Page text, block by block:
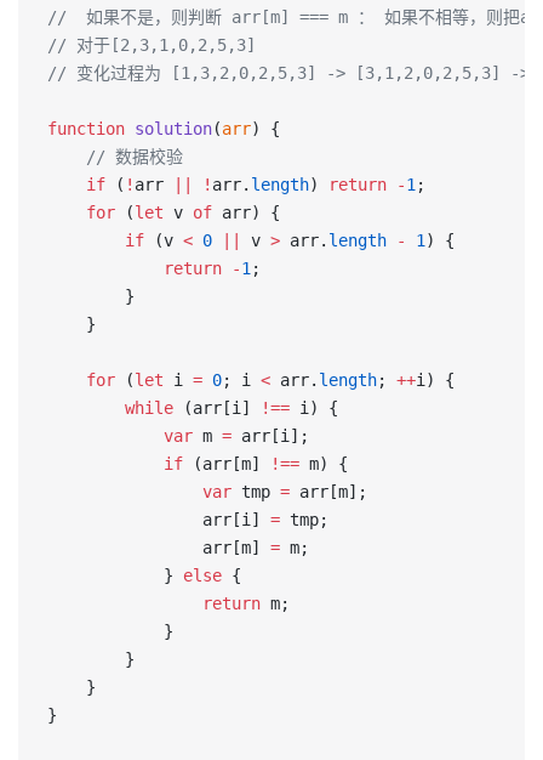
//  如果不是，则判断 arr[m] === m ： 如果不相等，则把
// 对于[2,3,1,0,2,5,3]
// 变化过程为 [1,3,2,0,2,5,3] -> [3,1,2,0,2,5,3] ->
function solution(arr) {
    // 数据校验
    if
( ! arr ! arr. length) return -1 ;
    for
(let v of arr) {
        if
(v < 0 v > arr. length - 1 ) {
            return
-1 ;
        }
    }
    for
(let i = 0; i < arr. length; ++i) {
        while
(arr[i] !== i) {
            var
m = arr[i];
            if
(arr[m] !== m) {
                var
tmp = arr[m];
                arr[i]
= tmp;
                arr[m]
= m;
            }
else {
                return
m;
            }
        }
    }
}